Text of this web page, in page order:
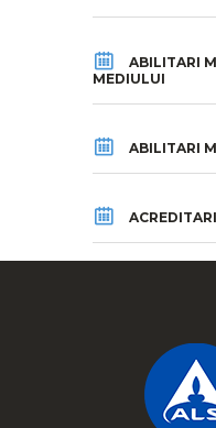
ABILITARI
MEDIULUI
ABILITARI